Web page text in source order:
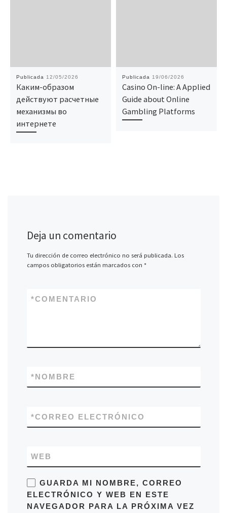
Publicada 12/05/2026
Каким-образом
действуют расчетные
механизмы во
интернете
Publicada 19/06/2026
Casino On-line: A Applied
Guide about Online
Gambling Platforms
Deja un comentario
Tu dirección de correo electrónico no será publicada. Los
campos obligatorios están marcados con *
COMENTARIO
*
NOMBRE
*
CORREO ELECTRÓNICO
*
WEB
GUARDA MI NOMBRE, CORREO
ELECTRÓNICO Y WEB EN ESTE
NAVEGADOR PARA LA PRÓXIMA VEZ